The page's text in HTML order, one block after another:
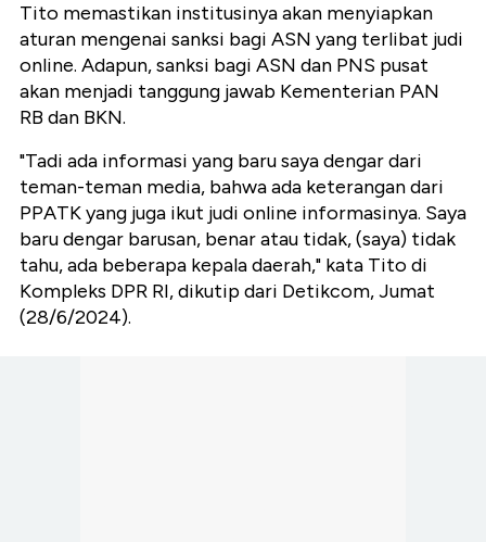
Tito memastikan institusinya akan menyiapkan
aturan mengenai sanksi bagi ASN yang terlibat judi
online. Adapun, sanksi bagi ASN dan PNS pusat
akan menjadi tanggung jawab Kementerian PAN
RB dan BKN.
"Tadi ada informasi yang baru saya dengar dari
teman-teman media, bahwa ada keterangan dari
PPATK yang juga ikut judi online informasinya. Saya
baru dengar barusan, benar atau tidak, (saya) tidak
tahu, ada beberapa kepala daerah," kata Tito di
Kompleks DPR RI, dikutip dari Detikcom, Jumat
(28/6/2024).